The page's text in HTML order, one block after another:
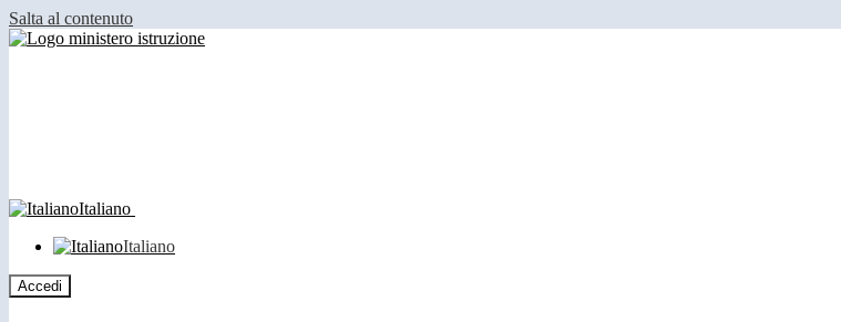
Salta al contenuto
Italiano
Italiano
Accedi